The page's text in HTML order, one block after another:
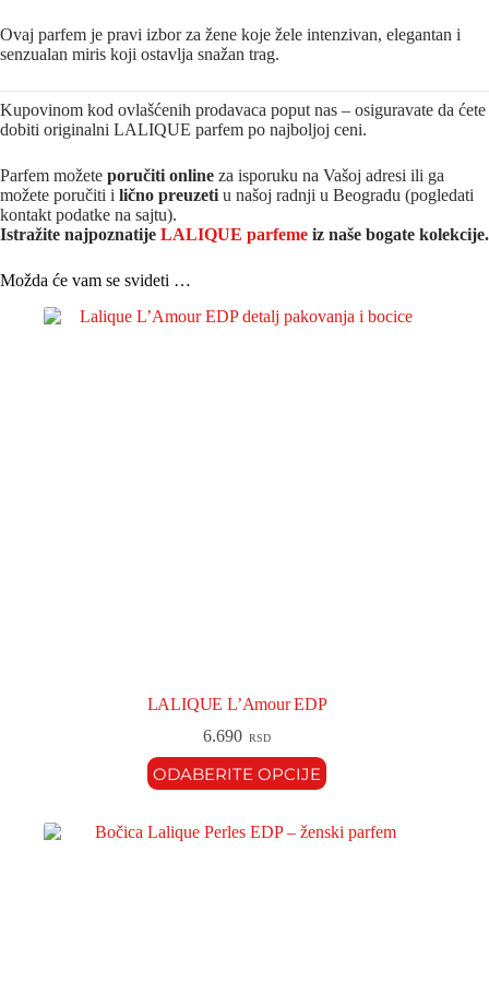
Ovaj parfem je pravi izbor za žene koje žele intenzivan, elegantan i
senzualan miris koji ostavlja snažan trag.
Kupovinom kod ovlašćenih prodavaca poput nas – osiguravate da ćete
dobiti originalni LALIQUE parfem po najboljoj ceni.
Parfem možete poručiti online za isporuku na Vašoj adresi ili ga
možete poručiti i lično preuzeti u našoj radnji u Beogradu (pogledati
kontakt podatke na sajtu).
Istražite najpoznatije LALIQUE parfeme iz naše bogate kolekcije.
Možda će vam se svideti …
LALIQUE L’Amour EDP
6.690 RSD
ODABERITE OPCIJE